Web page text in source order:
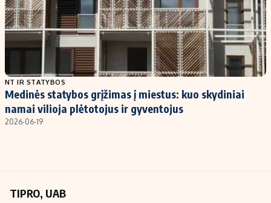
NT IR STATYBOS
Medinės statybos grįžimas į miestus: kuo skydiniai
namai vilioja plėtotojus ir gyventojus
2026-06-19
TIPRO, UAB